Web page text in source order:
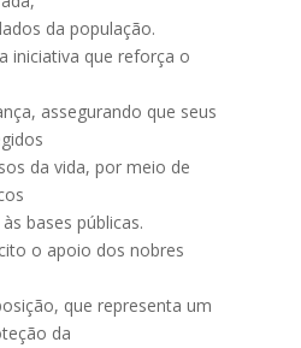
da população.
iniciativa que reforça o
assegurando que seus
da vida, por meio de
bases públicas.
o apoio dos nobres
que representa um
da